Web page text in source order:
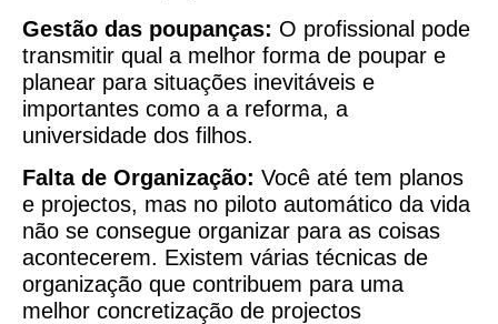
Gestão das poupanças: O profissional pode
transmitir qual a melhor forma de poupar e
planear para situações inevitáveis e
importantes como a a reforma, a
universidade dos filhos.
Falta de Organização: Você até tem planos
e projectos, mas no piloto automático da vida
não se consegue organizar para as coisas
acontecerem. Existem várias técnicas de
organização que contribuem para uma
melhor concretização de projectos